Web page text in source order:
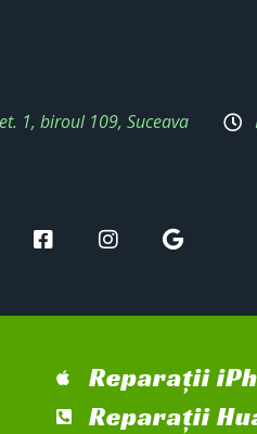
1, biroul 109, Suceava
Reparații
Reparații